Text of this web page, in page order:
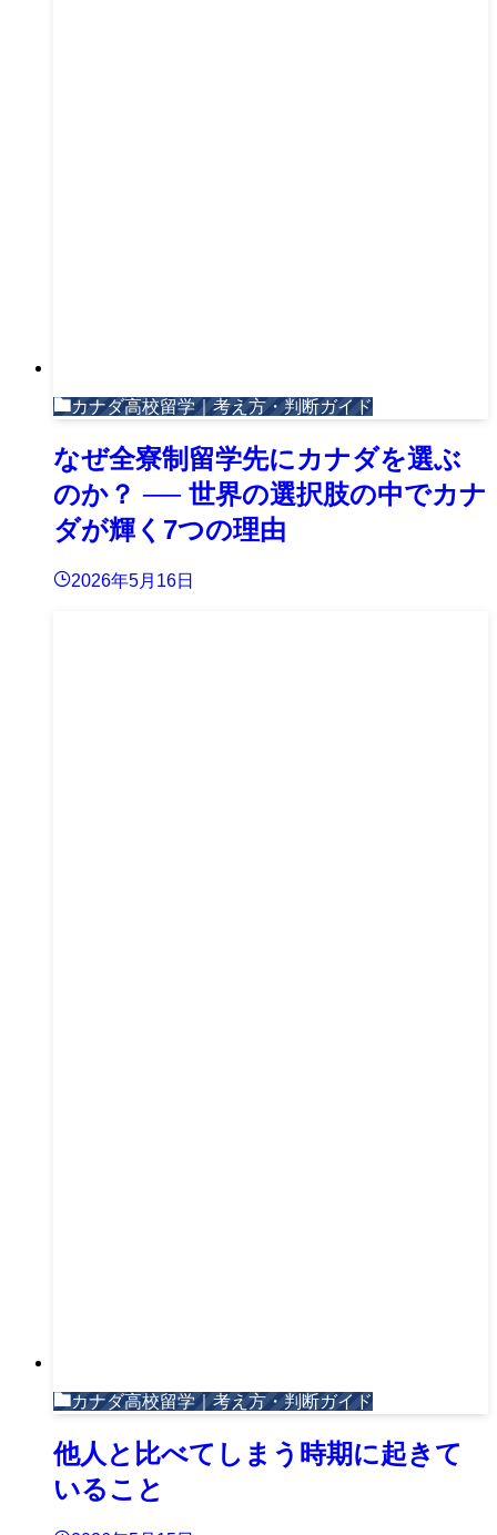
カナダ高校留学｜考え方・判断ガイド
なぜ全寮制留学先にカナダを選ぶ
のか？ ── 世界の選択肢の中でカナ
ダが輝く7つの理由
2026年5月16日
カナダ高校留学｜考え方・判断ガイド
他人と比べてしまう時期に起きて
いること